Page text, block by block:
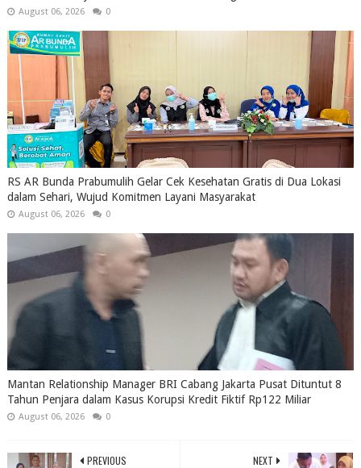
August 06, 2026 0
RS AR Bunda Prabumulih Gelar Cek Kesehatan Gratis di Dua Lokasi
dalam Sehari, Wujud Komitmen Layani Masyarakat
August 06, 2026 0
Mantan Relationship Manager BRI Cabang Jakarta Pusat Dituntut 8
Tahun Penjara dalam Kasus Korupsi Kredit Fiktif Rp122 Miliar
August 06, 2026 0
NEXT
PREVIOUS